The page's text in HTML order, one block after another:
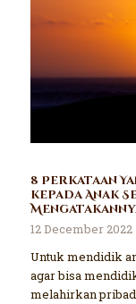
8 Perkataan
kepada Anak
12 December 2022
Untuk mendidik
agar bisa
melahirkan